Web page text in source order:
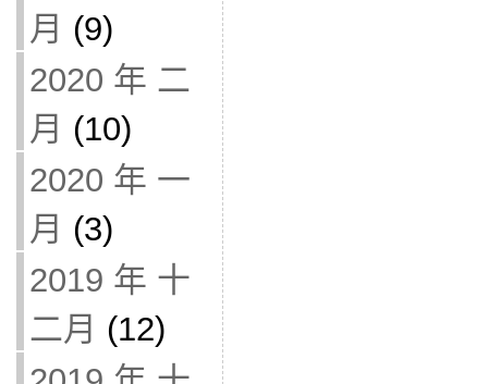
月 (9)
2020 年 二
月 (10)
2020 年 一
月 (3)
2019 年 十
二月 (12)